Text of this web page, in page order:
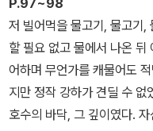
무엇보다도 말이 통하지 않
기만 하면 얼마나 오묘한 직
의 대화를 나눌 수 있는지. 그
속으로 끌고 들어가야만 가
P.97~98
저 빌어먹을 물고기, 물고기,
할 필요 없고 물에서 나온 뒤
어하며 무언가를 캐물어도
지만 정작 강하가 견딜 수 없
호수의 바닥, 그 깊이였다.